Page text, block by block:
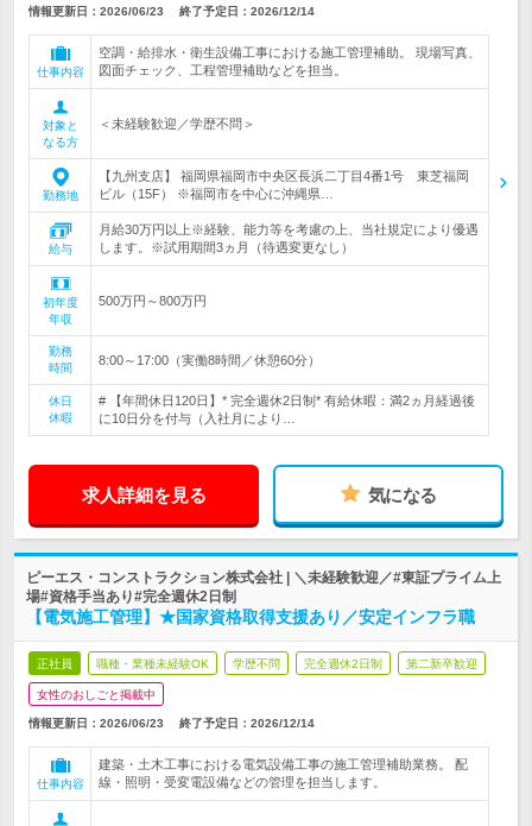
情報更新日：2026/06/23 終了予定日： 2026/12/14
仕事内容
空調・給排水・衛生設備工事における施工管理補助。 現場写真、
図面チェック、工程管理補助などを担当。
対象と
なる方
＜未経験歓迎／学歴不問＞
勤務地
【九州支店】 福岡県福岡市中央区長浜二丁目4番1号 東芝福岡
ビル（15F） ※福岡市を中心に沖縄県…
給与
月給30万円以上※経験、能力等を考慮の上、当社規定により優遇
します。※試用期間3ヵ月（待遇変更なし）
初年度
年収
500万円～800万円
勤務
時間
8:00～17:00（実働8時間／休憩60分）
休日
休暇
# 【年間休日120日】* 完全週休2日制* 有給休暇：満2ヵ月経過後
に10日分を付与（入社月により…
求人詳細を見る 気になる
ピーエス・コンストラクション株式会社 | ＼未経験歓迎／#東証プライム上
場#資格手当あり#完全週休2日制
【電気施工管理】★国家資格取得支援あり／安定インフラ職
正社員 職種・業種未経験OK 学歴不問 完全週休2日制 第二新卒歓迎
女性のおしごと掲載中
情報更新日：2026/06/23 終了予定日： 2026/12/14
仕事内容
建築・土木工事における電気設備工事の施工管理補助業務。 配
線・照明・受変電設備などの管理を担当します。